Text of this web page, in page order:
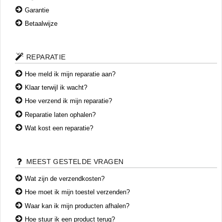
Garantie
Betaalwijze
REPARATIE
Hoe meld ik mijn reparatie aan?
Klaar terwijl ik wacht?
Hoe verzend ik mijn reparatie?
Reparatie laten ophalen?
Wat kost een reparatie?
MEEST GESTELDE VRAGEN
Wat zijn de verzendkosten?
Hoe moet ik mijn toestel verzenden?
Waar kan ik mijn producten afhalen?
Hoe stuur ik een product terug?